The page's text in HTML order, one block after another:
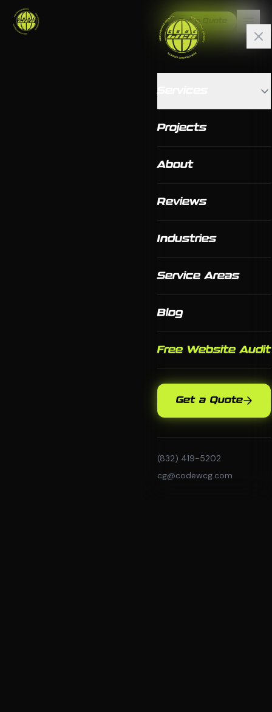
Get a Quote
Projects
About
Reviews
Industries
Service Areas
Blog
Free Website Audit
Get a Quote
(832) 419-5202
cg@codewcg.com